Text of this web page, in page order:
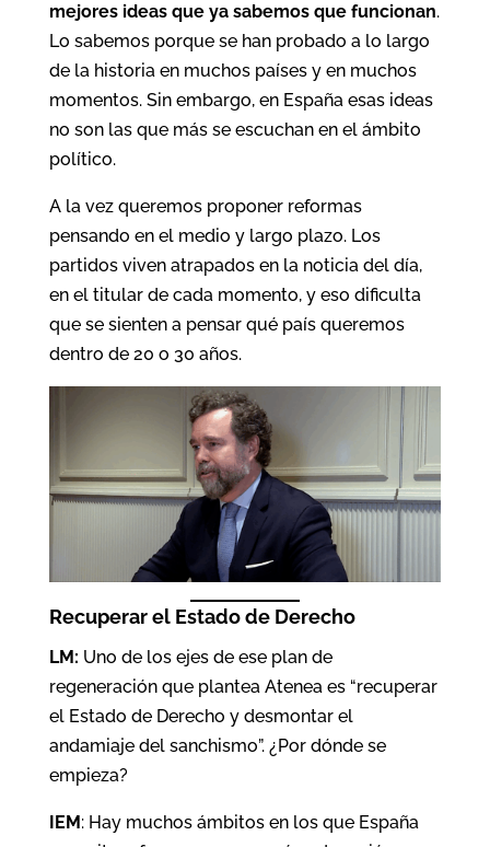
mejores ideas que ya sabemos que funcionan.
Lo sabemos porque se han probado a lo largo
de la historia en muchos países y en muchos
momentos. Sin embargo, en España esas ideas
no son las que más se escuchan en el ámbito
político.
A la vez queremos proponer reformas
pensando en el medio y largo plazo. Los
partidos viven atrapados en la noticia del día,
en el titular de cada momento, y eso dificulta
que se sienten a pensar qué país queremos
dentro de 20 o 30 años.
Recuperar el Estado de Derecho
LM: Uno de los ejes de ese plan de
regeneración que plantea Atenea es “recuperar
el Estado de Derecho y desmontar el
andamiaje del sanchismo”. ¿Por dónde se
empieza?
IEM : Hay muchos ámbitos en los que España